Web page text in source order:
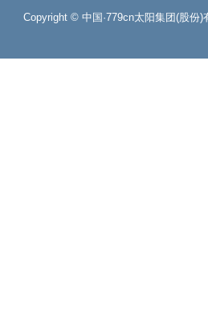
Copyright © 中国·779cn太阳集团(股份